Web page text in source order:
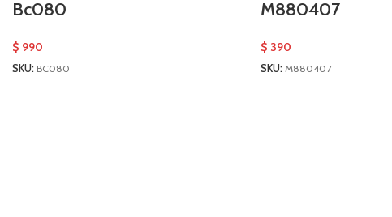
Bc080
$ 990
SKU: BC080
M880407
$ 390
SKU: M880407